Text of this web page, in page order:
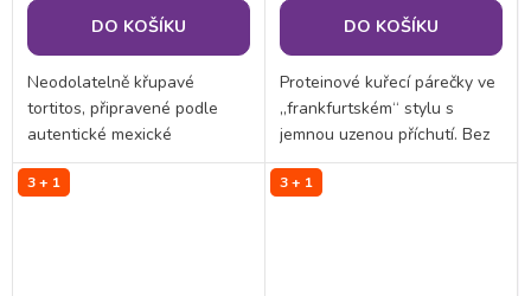
DO KOŠÍKU
Neodolatelně křupavé
tortitos, připravené podle
autentické mexické
receptury. Tento lahodný
slaný snack s příchutí sýrové
DO KOŠÍKU
Proteinové kuřecí párečky ve
„frankfurtském“ stylu s
jemnou uzenou příchutí. Bez
lepku a cukru, ideální pro
rychlou přípravu. Perfektní
3 + 1 3 + 1